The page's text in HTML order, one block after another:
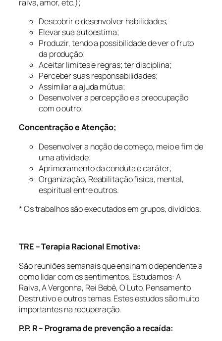
raiva, amor, etc.);
Descobrir e desenvolver habilidades;
Elevar sua autoestima;
Produzir, tendo a possibilidade de ver o fruto
da produção;
Aceitar limites e regras; ter disciplina;
Perceber suas responsabilidades;
Assimilar a ajuda mútua;
Desenvolver a percepção e a preocupação
com o outro;
Concentração e Atenção;
Desenvolver a noção de começo, meio e fim de
uma atividade;
Aprimoramento da conduta e caráter;
Organização, Reabilitação física, mental,
espiritual entre outros.
* Os trabalhos são executados em grupos, divididos.
TRE – Terapia Racional Emotiva:
São reuniões semanais que ensinam o dependente a
como lidar com os sentimentos. Estudamos: A
Raiva, A Vergonha, Rei Bebê, O Luto, Pensamento
Destrutivo e outros temas. Estes estudos são muito
importantes na recuperação.
P.P. R – Programa de prevenção a recaída: